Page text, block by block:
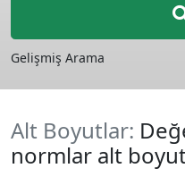
Gelişmiş Arama
Alt Boyutlar:
normlar alt